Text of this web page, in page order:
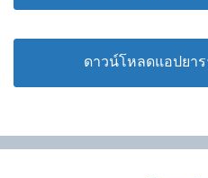
ดาวน์โหลดแอปยา